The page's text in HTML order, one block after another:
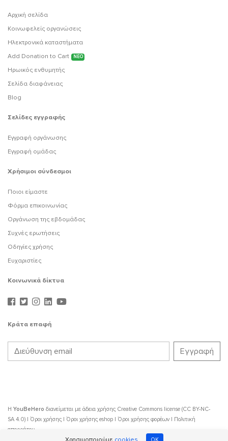
Αρχική σελίδα
Κοινωφελείς οργανώσεις
Ηλεκτρονικά καταστήματα
Add Donation to Cart
ΝΕΟ
Ηρωικός ενθυμητής
Σελίδα διαφάνειας
Blog
Σελίδες εγγραφής
Εγγραφή οργάνωσης
Εγγραφή ομάδας
Χρήσιμοι σύνδεσμοι
Ποιοι είμαστε
Φόρμα επικοινωνίας
Οργάνωση της εβδομάδας
Συχνές ερωτήσεις
Οδηγίες χρήσης
Ευχαριστίες
Κοινωνικά δίκτυα
Κράτα επαφή
Η YouBeHero διανείμεται με άδεια χρήσης Creative Commons license (CC BY-NC-
SA 4.0)
Όροι χρήσης Όροι χρήσης eshop Όροι χρήσης φορέων
Πολιτική
απορρήτου